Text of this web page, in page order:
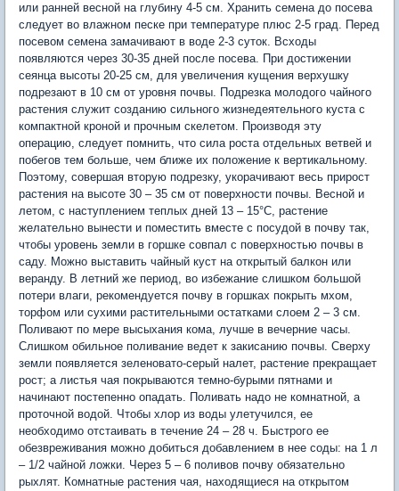
или ранней весной на глубину 4-5 см. Хранить семена до посева
следует во влажном песке при температуре плюс 2-5 град. Перед
посевом семена замачивают в воде 2-3 суток. Всходы
появляются через 30-35 дней после посева. При достижении
сеянца высоты 20-25 см, для увеличения кущения верхушку
подрезают в 10 см от уровня почвы. Подрезка молодого чайного
растения служит созданию сильного жизнедеятельного куста с
компактной кроной и прочным скелетом. Производя эту
операцию, следует помнить, что сила роста отдельных ветвей и
побегов тем больше, чем ближе их положение к вертикальному.
Поэтому, совершая вторую подрезку, укорачивают весь прирост
растения на высоте 30 – 35 см от поверхности почвы. Весной и
летом, с наступлением теплых дней 13 – 15°С, растение
желательно вынести и поместить вместе с посудой в почву так,
чтобы уровень земли в горшке совпал с поверхностью почвы в
саду. Можно выставить чайный куст на открытый балкон или
веранду. В летний же период, во избежание слишком большой
потери влаги, рекомендуется почву в горшках покрыть мхом,
торфом или сухими растительными остатками слоем 2 – 3 см.
Поливают по мере высыхания кома, лучше в вечерние часы.
Слишком обильное поливание ведет к закисанию почвы. Сверху
земли появляется зеленовато-серый налет, растение прекращает
рост; а листья чая покрываются темно-бурыми пятнами и
начинают постепенно опадать. Поливать надо не комнатной, а
проточной водой. Чтобы хлор из воды улетучился, ее
необходимо отстаивать в течение 24 – 28 ч. Быстрого ее
обезвреживания можно добиться добавлением в нее соды: на 1 л
– 1/2 чайной ложки. Через 5 – 6 поливов почву обязательно
рыхлят. Комнатные растения чая, находящиеся на открытом